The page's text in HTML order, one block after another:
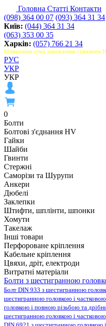
Головна Статті Контакти
(098) 364 00 07 (093) 364 31 34
Київ: (044) 364 31 34
(063) 353 00 35
Харків: (057) 766 21 34
Мінімальна сума замовлення становить
РУС
УКР
УКР
0
Болти
Болтові з'єднання HV
Гайки
Шайби
Гвинти
Стержні
Саморізи та Шурупи
Анкери
Дюбелі
Заклепки
Штифти, шплінти, шпонки
Хомути
Такелаж
Інші товари
Перфороване кріплення
Кабельне кріплення
Цвяхи, дріт, електроди
Витратні матеріали
Болти з шестигранною
Болт DIN 933 з шестигранною
шестигранною головкою і
головкою і повною різьбою та
шестигранною головкою і